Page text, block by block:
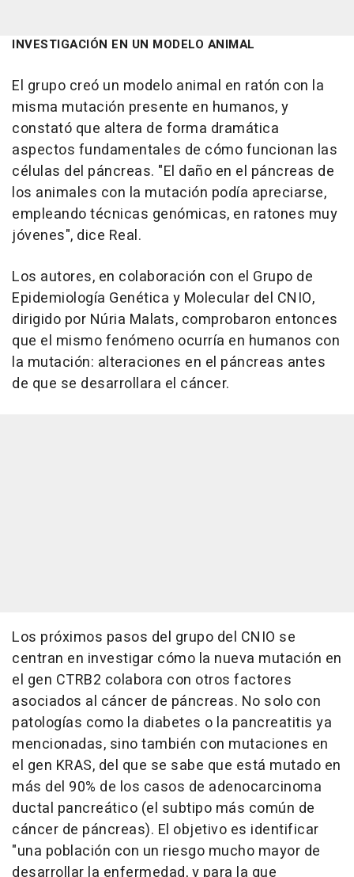
INVESTIGACIÓN EN UN MODELO ANIMAL
El grupo creó un modelo animal en ratón con la
misma mutación presente en humanos, y
constató que altera de forma dramática
aspectos fundamentales de cómo funcionan las
células del páncreas. "El daño en el páncreas de
los animales con la mutación podía apreciarse,
empleando técnicas genómicas, en ratones muy
jóvenes", dice Real.
Los autores, en colaboración con el Grupo de
Epidemiología Genética y Molecular del CNIO,
dirigido por Núria Malats, comprobaron entonces
que el mismo fenómeno ocurría en humanos con
la mutación: alteraciones en el páncreas antes
de que se desarrollara el cáncer.
Los próximos pasos del grupo del CNIO se
centran en investigar cómo la nueva mutación en
el gen CTRB2 colabora con otros factores
asociados al cáncer de páncreas. No solo con
patologías como la diabetes o la pancreatitis ya
mencionadas, sino también con mutaciones en
el gen KRAS, del que se sabe que está mutado en
más del 90% de los casos de adenocarcinoma
ductal pancreático (el subtipo más común de
cáncer de páncreas). El objetivo es identificar
"una población con un riesgo mucho mayor de
desarrollar la enfermedad, y para la que